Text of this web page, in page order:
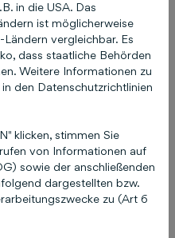
dort, wo
gerade suchen
und in
in die USA. Das
ist möglicherweise
vergleichbar. Es
dass staatliche Behörden
Weitere Informationen zu
den Datenschutzrichtlinien
klicken, stimmen Sie
von Informationen auf
sowie der anschließenden
dargestellten bzw.
zu (Art 6